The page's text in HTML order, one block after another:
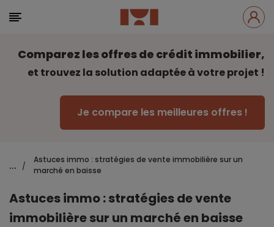
Comparez les offres de crédit immobilier,
et trouvez la solution adaptée à votre projet !
Je compare les meilleures offres !
... /
Astuces immo : stratégies de vente immobilière sur un
marché en baisse
Astuces immo : stratégies de vente
immobilière sur un marché en baisse